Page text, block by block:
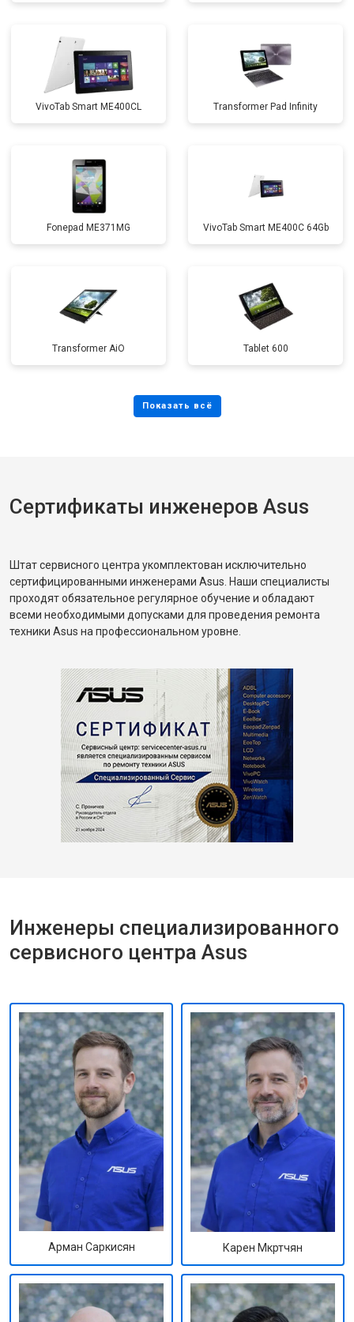
VivoTab Smart ME400CL Transformer Pad Infinity
Fonepad ME371MG VivoTab Smart ME400C 64Gb
Transformer AiO Tablet 600
Сертификаты инженеров Asus
Штат сервисного центра укомплектован исключительно
сертифицированными инженерами Asus. Наши специалисты
проходят обязательное регулярное обучение и обладают
всеми необходимыми допусками для проведения ремонта
техники Asus на профессиональном уровне.
Инженеры специализированного
сервисного центра Asus
Арман Саркисян Карен Мкртчян